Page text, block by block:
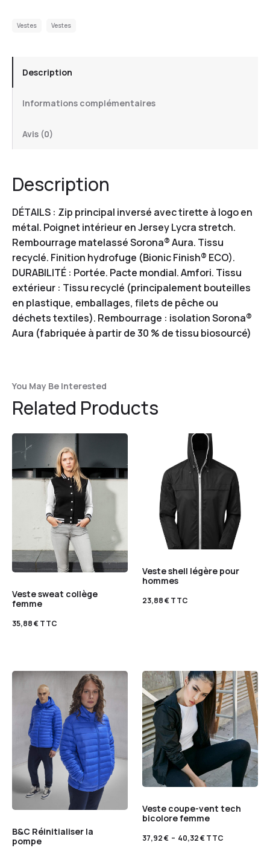
Vestes Vestes
Description
Informations complémentaires
Avis (0)
Description
DÉTAILS : Zip principal inversé avec tirette à logo en
métal. Poignet intérieur en Jersey Lycra stretch.
Rembourrage matelassé Sorona® Aura. Tissu
recyclé. Finition hydrofuge (Bionic Finish® ECO).
DURABILITÉ : Portée. Pacte mondial. Amfori. Tissu
extérieur : Tissu recyclé (principalement bouteilles
en plastique, emballages, filets de pêche ou
déchets textiles). Rembourrage : isolation Sorona®
Aura (fabriquée à partir de 30 % de tissu biosourcé)
You May Be Interested
Related Products
Veste sweat collège
femme
35,88€TTC
Veste shell légère pour
hommes
23,88€TTC
B&C Réinitialiser la
pompe
Veste coupe-vent tech
bicolore femme
37,92€ – 40,32€TTC